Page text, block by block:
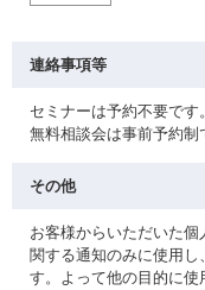
連絡事項等
セミナーは予約不要です
無料相談会は事前予約制
その他
お客様からいただいた
関する通知のみに使用
す。よって他の目的に